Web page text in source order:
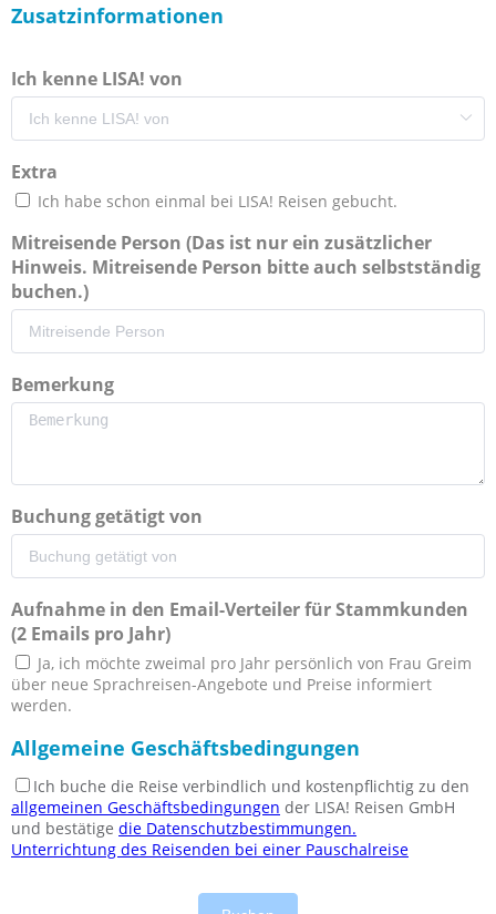
Zusatzinformationen
Ich kenne LISA! von
Extra
Ich habe schon einmal bei LISA! Reisen gebucht.
Mitreisende Person (Das ist nur ein zusätzlicher
Hinweis. Mitreisende Person bitte auch selbstständig
buchen.)
Bemerkung
Buchung getätigt von
Aufnahme in den Email-Verteiler für Stammkunden
(2 Emails pro Jahr)
Ja, ich möchte zweimal pro Jahr persönlich von Frau Greim
über neue Sprachreisen-Angebote und Preise informiert
werden.
Allgemeine Geschäftsbedingungen
Ich buche die Reise verbindlich und kostenpflichtig zu den
allgemeinen Geschäftsbedingungen der LISA! Reisen GmbH
und bestätige die Datenschutzbestimmungen.
Unterrichtung des Reisenden bei einer Pauschalreise